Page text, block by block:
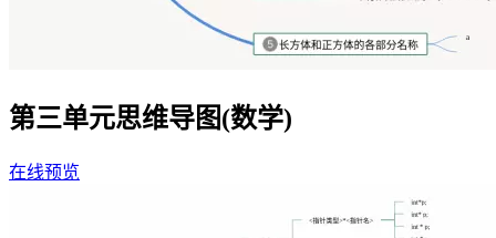
第三单元思维导图(数学)
在线预览